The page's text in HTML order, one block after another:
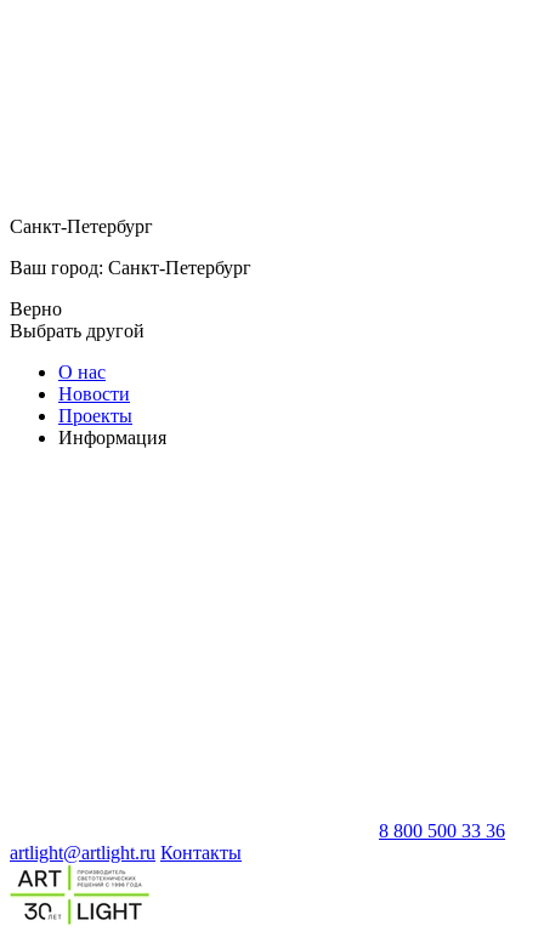
Санкт-Петербург
Ваш город: Санкт-Петербург
Верно
Выбрать другой
О нас
Новости
Проекты
Информация
8 800 500 33 36
artlight@artlight.ru Контакты